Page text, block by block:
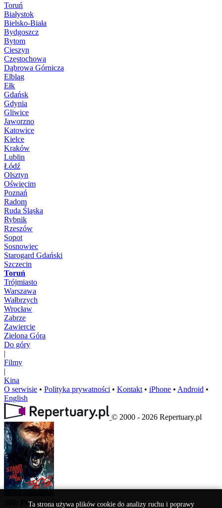
Ta strona używa plików cookie do analizy ruchu i poprawy
Toruń
Białystok
Bielsko-Biała
Bydgoszcz
Bytom
Cieszyn
Częstochowa
Dąbrowa Górnicza
Elbląg
Ełk
Gdańsk
Gdynia
Gliwice
Jaworzno
Katowice
Kielce
Kraków
Lublin
Łódź
Olsztyn
Oświęcim
Poznań
Radom
Ruda Śląska
Rybnik
Rzeszów
Sopot
Sosnowiec
Starogard Gdański
Szczecin
Toruń
Trójmiasto
Warszawa
Wałbrzych
Wrocław
Zabrze
Zawiercie
Zielona Góra
Do góry
|
Filmy
|
Kina
O serwisie • Polityka prywatności • Kontakt • iPhone • Android •
English
© 2000 - 2026 Repertuary.pl
300: Poczatek Imperium